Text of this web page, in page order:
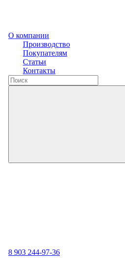
О компании
Производство
Покупателям
Статьи
Контакты
8 903 244-97-36